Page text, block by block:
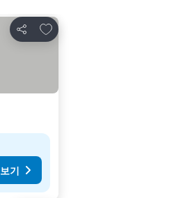
공유
즐겨찾기에 추가
기